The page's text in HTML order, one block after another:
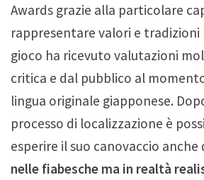
Awards grazie alla particolare
rappresentare valori e
gioco ha ricevuto valutazioni
critica e dal pubblico al
lingua originale giapponese.
processo di localizzazione è
esperire il suo canovaccio anche
nelle fiabesche ma in realtà